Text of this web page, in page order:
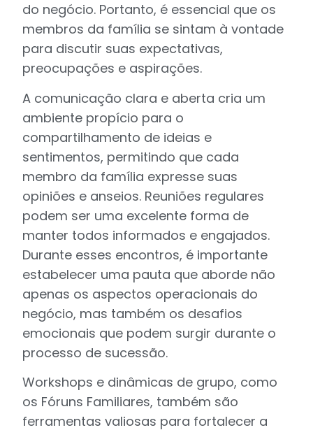
do negócio. Portanto, é essencial que os
membros da família se sintam à vontade
para discutir suas expectativas,
preocupações e aspirações.
A comunicação clara e aberta cria um
ambiente propício para o
compartilhamento de ideias e
sentimentos, permitindo que cada
membro da família expresse suas
opiniões e anseios. Reuniões regulares
podem ser uma excelente forma de
manter todos informados e engajados.
Durante esses encontros, é importante
estabelecer uma pauta que aborde não
apenas os aspectos operacionais do
negócio, mas também os desafios
emocionais que podem surgir durante o
processo de sucessão.
Workshops e dinâmicas de grupo, como
os Fóruns Familiares, também são
ferramentas valiosas para fortalecer a